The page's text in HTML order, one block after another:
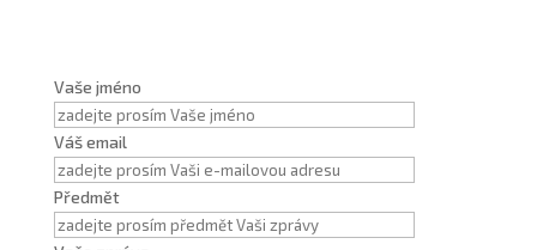
Vaše jméno
Váš email
Předmět